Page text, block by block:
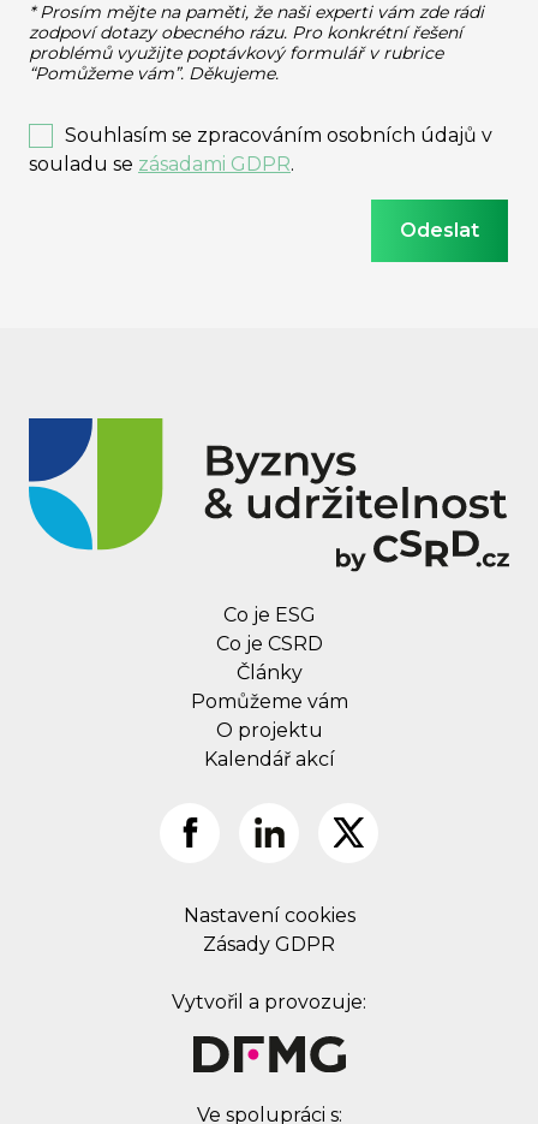
* Prosím mějte na paměti, že naši experti vám zde rádi
zodpoví dotazy obecného rázu. Pro konkrétní řešení
problémů využijte poptávkový formulář v rubrice
“Pomůžeme vám”. Děkujeme.
Souhlasím se zpracováním osobních údajů v
souladu se zásadami GDPR.
Co je ESG
Co je CSRD
Články
Pomůžeme vám
O projektu
Kalendář akcí
Nastavení cookies
Zásady GDPR
Vytvořil a provozuje:
Ve spolupráci s: